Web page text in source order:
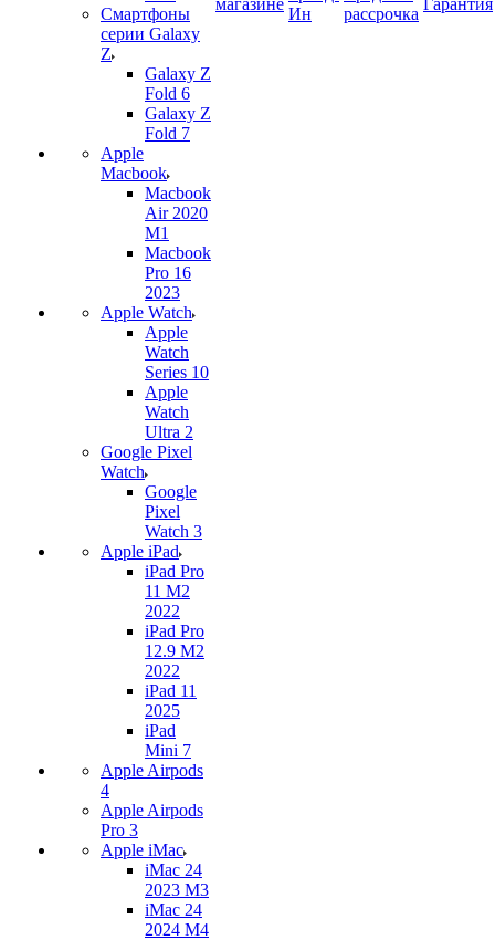
Смартфоны
серии Galaxy
Z
Galaxy Z
Fold 6
Galaxy Z
Fold 7
Apple
Macbook
Macbook
Air 2020
M1
Macbook
Pro 16
2023
Apple Watch
Apple
Watch
Series 10
Apple
Watch
Ultra 2
Google Pixel
Watch
Google
Pixel
Watch 3
Apple iPad
iPad Pro
11 M2
2022
iPad Pro
12.9 M2
2022
iPad 11
2025
iPad
Mini 7
Apple Airpods
4
Apple Airpods
Pro 3
Apple iMac
iMac 24
2023 M3
iMac 24
2024 M4
магазине
Ин
рассрочка
Гарантия